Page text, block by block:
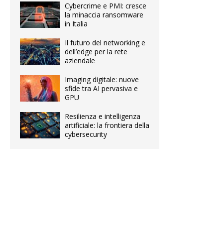
Cybercrime e PMI: cresce
la minaccia ransomware
in Italia
Il futuro del networking e
dell’edge per la rete
aziendale
Imaging digitale: nuove
sfide tra AI pervasiva e
GPU
Resilienza e intelligenza
artificiale: la frontiera della
cybersecurity